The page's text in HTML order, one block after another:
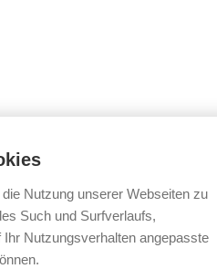
Nutzung unserer Webseiten zu
Such und Surfverlaufs,
Ihr Nutzungsverhalten angepasste